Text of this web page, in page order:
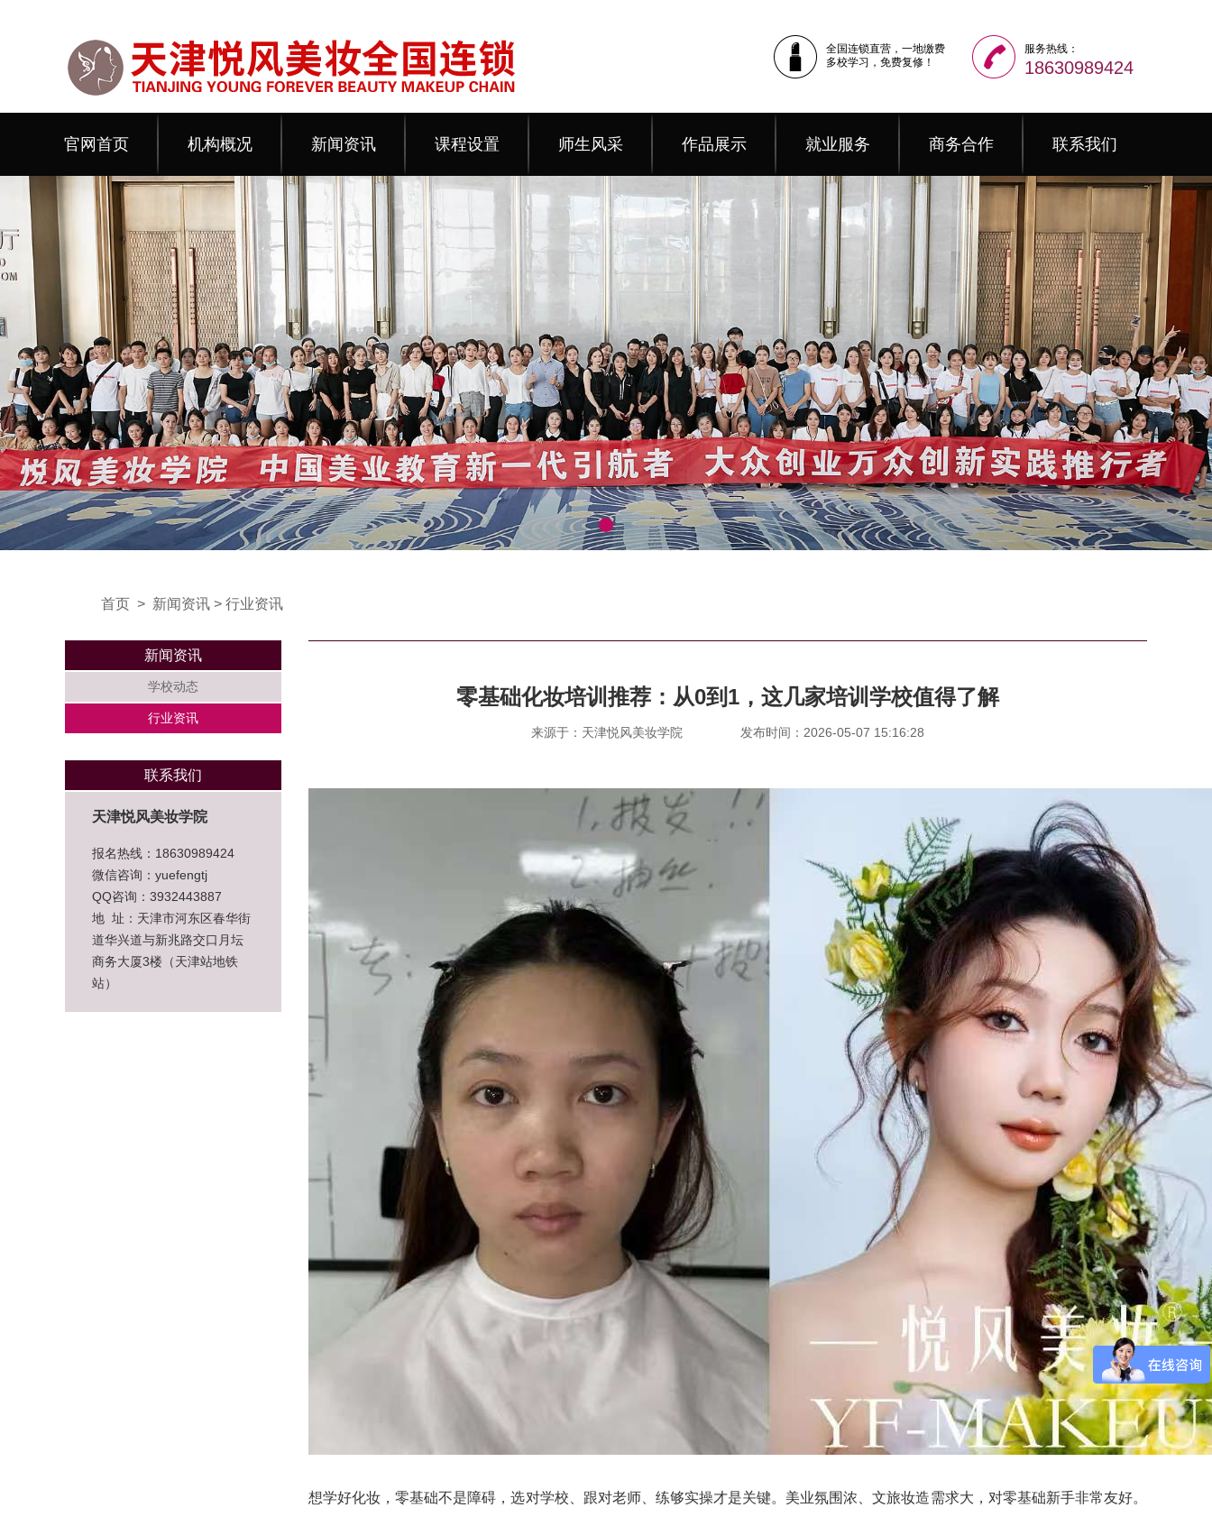
全国连锁直营，一地缴费
多校学习，免费复修！
服务热线：
18630989424
官网首页 机构概况 新闻资讯 课程设置 师生风采 作品展示 就业服务 商务合作 联系我们
首页 > 新闻资讯 > 行业资讯
新闻资讯
学校动态
行业资讯
联系我们
天津悦风美妆学院
报名热线：18630989424
微信咨询：yuefengtj
QQ咨询：3932443887
地 址：天津市河东区春华街
道华兴道与新兆路交口月坛
商务大厦3楼（天津站地铁
站）
零基础化妆培训推荐：从0到1，这几家培训学校值得了解
来源于：天津悦风美妆学院 发布时间：2026-05-07 15:16:28
想学好化妆，零基础不是障碍，选对学校、跟对老师、练够实操才是关键。美业氛围浓、文旅妆造需求大，对零基础新手非常友好。